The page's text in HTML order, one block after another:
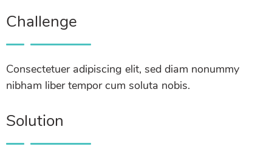
Challenge
Consectetuer adipiscing elit, sed diam nonummy
nibham liber tempor cum soluta nobis.
Solution